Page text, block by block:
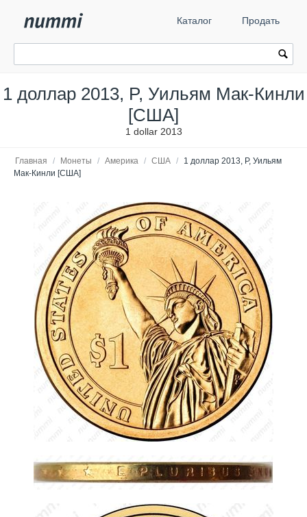
Каталог Продать
1 доллар 2013, P, Уильям Мак-Кинли
[США]
1 dollar 2013
Главная / Монеты / Америка / США /
1 доллар 2013, P, Уильям
Мак-Кинли [США]